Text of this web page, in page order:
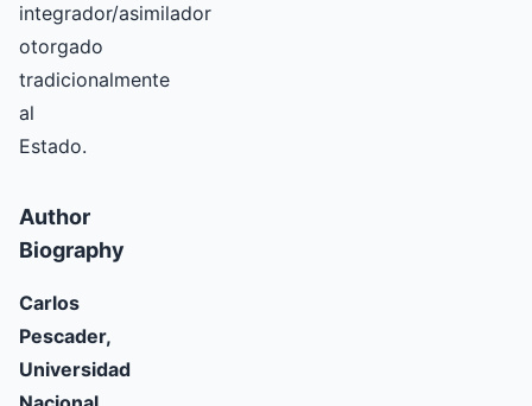
integrador/asimilador
otorgado
tradicionalmente
al
Estado.
Author
Biography
Carlos
Pescader,
Universidad